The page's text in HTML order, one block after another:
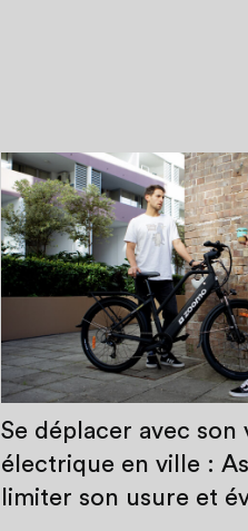
Se déplacer avec son
électrique en ville :
limiter son usure et